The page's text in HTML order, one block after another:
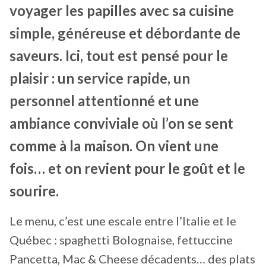
voyager les papilles avec sa cuisine
simple, généreuse et débordante de
saveurs. Ici, tout est pensé pour le
plaisir : un service rapide, un
personnel attentionné et une
ambiance conviviale où l’on se sent
comme à la maison. On vient une
fois… et on revient pour le goût et le
sourire.
Le menu, c’est une escale entre l’Italie et le
Québec : spaghetti Bolognaise, fettuccine
Pancetta, Mac & Cheese décadents… des plats